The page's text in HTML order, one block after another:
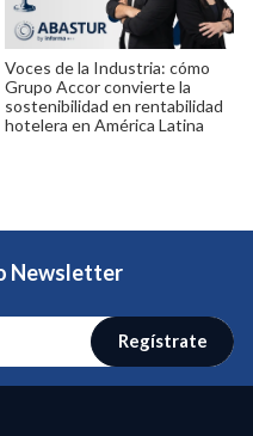
Voces de la Industria: cómo
Grupo Accor convierte la
sostenibilidad en rentabilidad
hotelera en América Latina
Newsletter
Regístrate